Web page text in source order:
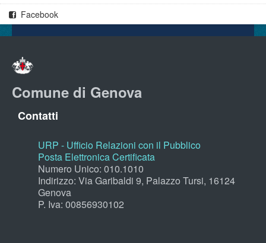
Facebook
Comune di Genova
Contatti
URP - Ufficio Relazioni con il Pubblico
Posta Elettronica Certificata
Numero Unico: 010.1010
Indirizzo: Via Garibaldi 9, Palazzo Tursi, 16124
Genova
P. Iva: 00856930102